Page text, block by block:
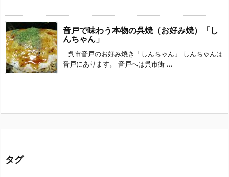
音戸で味わう本物の呉焼（お好み焼）「し
んちゃん」
呉市音戸のお好み焼き「しんちゃん」 しんちゃんは
音戸にあります。 音戸へは呉市街 ...
タグ